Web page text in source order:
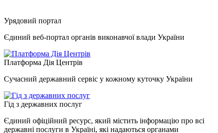
Урядовий портал
Єдиний веб-портал органів виконавчої влади України
Платформа Дія Центрів
Сучасний державний сервіс у кожному куточку України
Гід з державних послуг
Єдиний офіційний ресурс, який містить інформацію про всі
державні послуги в Україні, які надаються органами